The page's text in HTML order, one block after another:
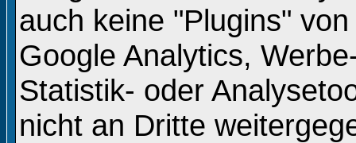
auch keine "Plugins"
Google Analytics,
Statistik- oder
nicht an Dritte